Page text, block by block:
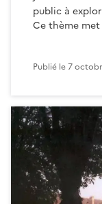
public à
Ce thème
Publié le7